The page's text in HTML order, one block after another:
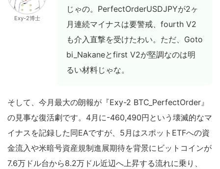
Exy-2博士
じゃの。PerfectOrderUSDJPYが2ヶ
月連続マイナスは要警戒、fourth V2
も介入直撃を受けたわい。ただ、Goto
bi_Nakaneとfirst V2が堅調なのは明
るい材料じゃな。
そして、今月最大の朗報が『Exy-2 BTC_PerfectOrder』
の見事な復活劇です。4月に-460,490円という壊滅的なマ
イナスを記録した同EAですが、5月はスポットETFへの資
金流入や米暗号資産規制進展期待を背景にビットコインが
7.6万ドル台から8.2万ドル近辺へ上昇する流れに乗り、